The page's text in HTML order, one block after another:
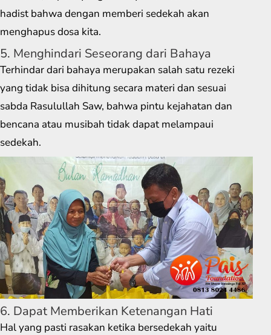
hadist bahwa dengan memberi sedekah akan
menghapus dosa kita.
5. Menghindari Seseorang dari Bahaya
Terhindar dari bahaya merupakan salah satu rezeki
yang tidak bisa dihitung secara materi dan sesuai
sabda Rasulullah Saw, bahwa pintu kejahatan dan
bencana atau musibah tidak dapat melampaui
sedekah.
6. Dapat Memberikan Ketenangan Hati
Hal yang pasti rasakan ketika bersedekah yaitu